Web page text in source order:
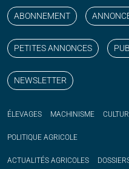
ABONNEMENT
PETITES ANNONCES
NEWSLETTER
ÉLEVAGES MACHINISME
POLITIQUE AGRICOLE
ACTUALITÉS AGRICOLES